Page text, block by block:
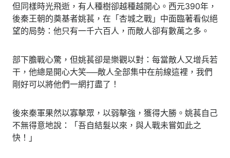
但同樣時光飛逝，有人種樹卻越種越開心。西元390年，
後秦王朝的奠基者姚萇，在「杏城之戰」中面臨著看似絕
望的局勢：他只有一千六百人，而敵人卻有數萬之多。
部下膽戰心驚，但姚萇卻是樂觀以對：每當敵人又增兵若
干，他總是開心大笑──敵人全部集中在前線這裡，我們
剛好可以將他們一網打盡了！
後來秦軍果然以寡擊眾，以弱擊強，獲得大勝。姚萇自己
不無得意地說：「吾自結髮以來，與人戰未嘗如此之
快！」